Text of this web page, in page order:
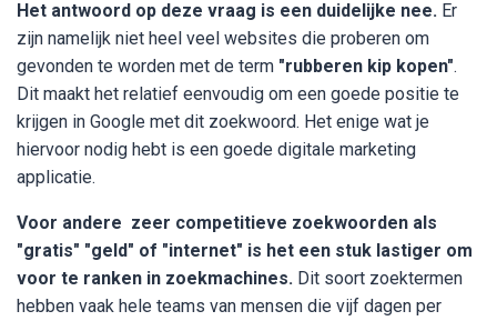
Het antwoord op deze vraag is een duidelijke nee. Er
zijn namelijk niet heel veel websites die proberen om
gevonden te worden met de term "rubberen kip kopen".
Dit maakt het relatief eenvoudig om een goede positie te
krijgen in Google met dit zoekwoord. Het enige wat je
hiervoor nodig hebt is een goede digitale marketing
applicatie.
Voor andere zeer competitieve zoekwoorden als
"gratis" "geld" of "internet" is het een stuk lastiger om
voor te ranken in zoekmachines. Dit soort zoektermen
hebben vaak hele teams van mensen die vijf dagen per